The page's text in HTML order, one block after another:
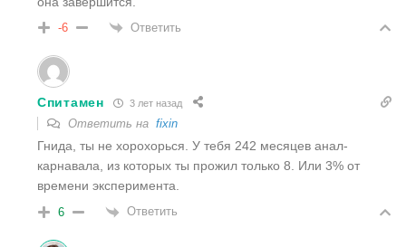
-6 Ответить
Спитамен 3 лет назад
Ответить на fixin
Гнида, ты не хорохорься. У тебя 242 месяцев анал-
карнавала, из которых ты прожил только 8. Или 3% от
времени эксперимента.
6 Ответить